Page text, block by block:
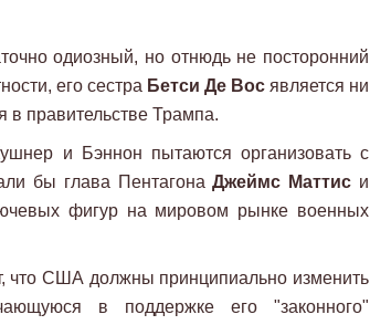
одиозный, но отнюдь не посторонний
его сестра Бетси Де Вос является ни
правительстве Трампа.
и Бэннон пытаются организовать с
бы глава ПентагонаДжеймс Маттис и
фигур на мировом рынке военных
что США должны принципиально изменить
в поддержке его "законного"